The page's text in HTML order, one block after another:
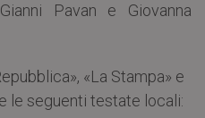
Pavan e Giovanna
«La Stampa» e
le seguenti testate locali: